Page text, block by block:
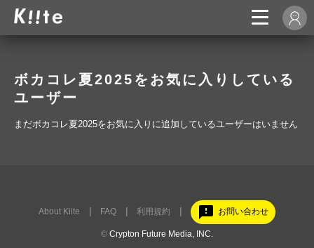
ボカコレ夏2025をお気に入りしている
ユーザー
まだボカコレ夏2025をお気に入りに追加しているユーザーはいません
About Kiite FAQ 利用規約 feedback お問い合わせ
© Crypton Future Media, INC.